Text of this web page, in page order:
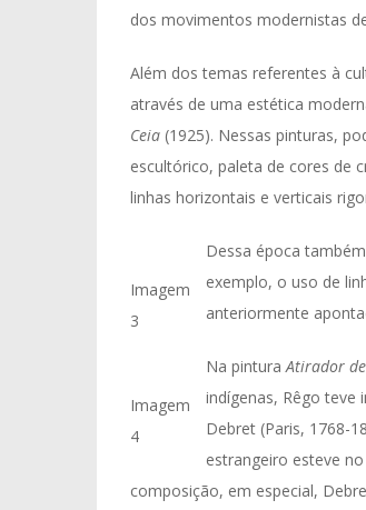
dos movimentos modernistas
Além dos temas referentes à
através de uma estética
Ceia (1925). Nessas pinturas,
escultórico, paleta de cores de
linhas horizontais e verticais
Imagem
3
Dessa época
exemplo, o uso de
anteriormente
Imagem
4
Na pinturaAtirador
indígenas, Rêgo teve
Debret (Paris, 1768-
estrangeiro esteve
composição, em especial,